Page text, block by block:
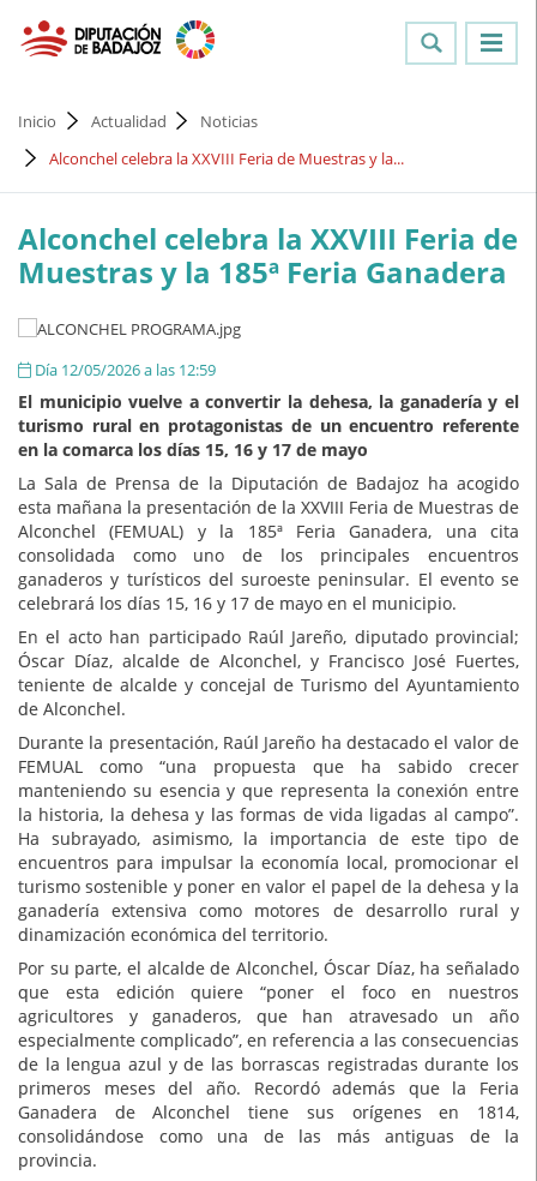
Inicio Actualidad
Noticias
Alconchel celebra la XXVIII Feria de Muestras y la...
Alconchel celebra la XXVIII Feria de
Muestras y la 185ª Feria Ganadera
Día 12/05/2026 a las 12:59
El municipio vuelve a convertir la dehesa, la ganadería y el
turismo rural en protagonistas de un encuentro referente
en la comarca los días 15, 16 y 17 de mayo
La Sala de Prensa de la Diputación de Badajoz ha acogido
esta mañana la presentación de la XXVIII Feria de Muestras de
Alconchel (FEMUAL) y la 185ª Feria Ganadera, una cita
consolidada como uno de los principales encuentros
ganaderos y turísticos del suroeste peninsular. El evento se
celebrará los días 15, 16 y 17 de mayo en el municipio.
En el acto han participado Raúl Jareño, diputado provincial;
Óscar Díaz, alcalde de Alconchel, y Francisco José Fuertes,
teniente de alcalde y concejal de Turismo del Ayuntamiento
de Alconchel.
Durante la presentación, Raúl Jareño ha destacado el valor de
FEMUAL como “una propuesta que ha sabido crecer
manteniendo su esencia y que representa la conexión entre
la historia, la dehesa y las formas de vida ligadas al campo”.
Ha subrayado, asimismo, la importancia de este tipo de
encuentros para impulsar la economía local, promocionar el
turismo sostenible y poner en valor el papel de la dehesa y la
ganadería extensiva como motores de desarrollo rural y
dinamización económica del territorio.
Por su parte, el alcalde de Alconchel, Óscar Díaz, ha señalado
que esta edición quiere “poner el foco en nuestros
agricultores y ganaderos, que han atravesado un año
especialmente complicado”, en referencia a las consecuencias
de la lengua azul y de las borrascas registradas durante los
primeros meses del año. Recordó además que la Feria
Ganadera de Alconchel tiene sus orígenes en 1814,
consolidándose como una de las más antiguas de la
provincia.